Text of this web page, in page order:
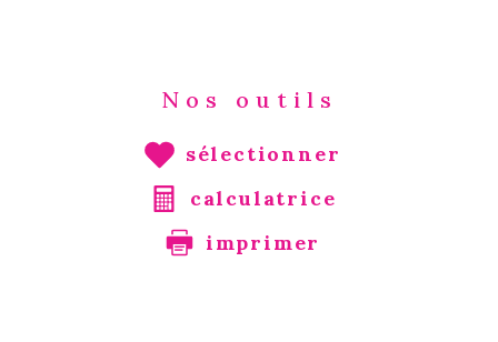
Nos outils
sélectionner
calculatrice
imprimer